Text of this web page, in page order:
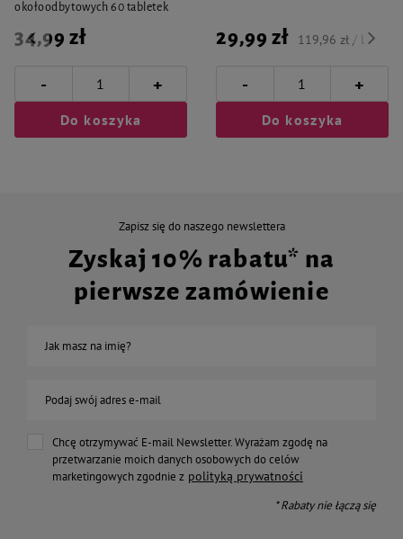
okołoodbytowych 60 tabletek
34,99 zł
- +
Do koszyka
29,99 zł 119,96 zł / l
- +
Do koszyka
Zapisz się do naszego newslettera
Zyskaj 10% rabatu* na
pierwsze zamówienie
Jak masz na imię?
Podaj swój adres e-mail
Chcę otrzymywać E-mail Newsletter. Wyrażam zgodę na
przetwarzanie moich danych osobowych do celów
marketingowych zgodnie z polityką prywatności
* Rabaty nie łączą się